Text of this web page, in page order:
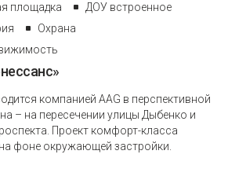
площадка
ДОУ встроенное
Охрана
компанией AAG в перспективной
– на пересечении улицы Дыбенко и
Проект комфорт-класса
фоне окружающей застройки.